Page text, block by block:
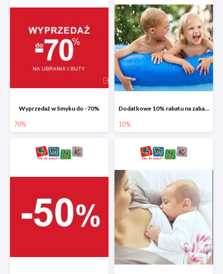
Wyprzedaż w Smyku do -70%
70%
Dodatkowe 10% rabatu na zabawki ogrodowe i baseny
10%